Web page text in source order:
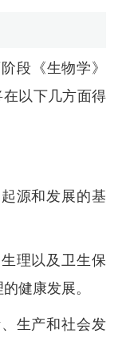
段《生物学》
以下几方面得
源和发展的基
理以及卫生保
健康发展。
生产和社会发